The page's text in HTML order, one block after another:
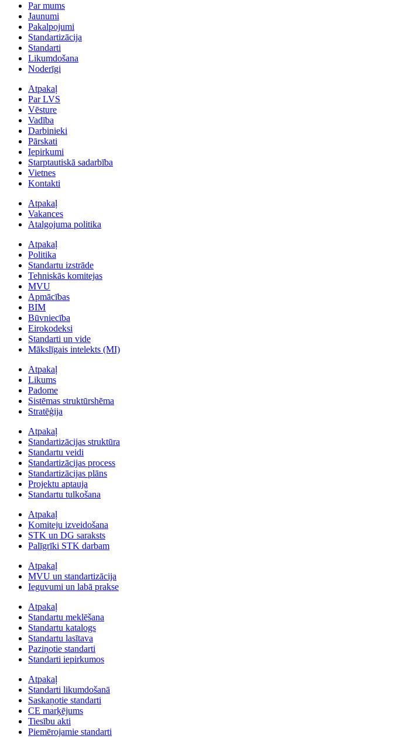
Par mums
Jaunumi
Pakalpojumi
Standartizācija
Standarti
Likumdošana
Noderīgi
Atpakaļ
Par LVS
Vēsture
Vadība
Darbinieki
Pārskati
Iepirkumi
Starptautiskā sadarbība
Vietnes
Kontakti
Atpakaļ
Vakances
Atalgojuma politika
Atpakaļ
Politika
Standartu izstrāde
Tehniskās komitejas
MVU
Apmācības
BIM
Būvniecība
Eirokodeksi
Standarti un vide
Mākslīgais intelekts (MI)
Atpakaļ
Likums
Padome
Sistēmas struktūrshēma
Stratēģija
Atpakaļ
Standartizācijas struktūra
Standartu veidi
Standartizācijas process
Standartizācijas plāns
Projektu aptauja
Standartu tulkošana
Atpakaļ
Komiteju izveidošana
STK un DG saraksts
Palīgrīki STK darbam
Atpakaļ
MVU un standartizācija
Ieguvumi un labā prakse
Atpakaļ
Standartu meklēšana
Standartu katalogs
Standartu lasītava
Paziņotie standarti
Standarti iepirkumos
Atpakaļ
Standarti likumdošanā
Saskaņotie standarti
CE marķējums
Tiesību akti
Piemērojamie standarti